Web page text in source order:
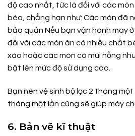
độ cao nhất, tức là đối với các
béo, chẳng hạn như: Các món đã
bảo quản Nếu bạn vận hành máy
đối với các món ăn có nhiều chất
xào hoặc các món có mùi nồng
bật lên mức độ sử dụng cao.
Bạn nên vệ sinh bộ lọc 2 tháng
tháng một lần cũng sẽ giúp máy
6. Bản vẽ kĩ thuật